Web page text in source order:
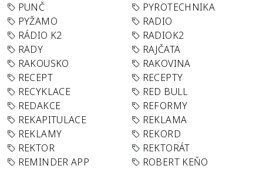
PUNČ
PYROTECHNIKA
PYŽAMO
RADIO
RÁDIO K2
RADIOK2
RADY
RAJČATA
RAKOUSKO
RAKOVINA
RECEPT
RECEPTY
RECYKLACE
RED BULL
REDAKCE
REFORMY
REKAPITULACE
REKLAMA
REKLAMY
REKORD
REKTOR
REKTORÁT
REMINDER APP
ROBERT KEŇO